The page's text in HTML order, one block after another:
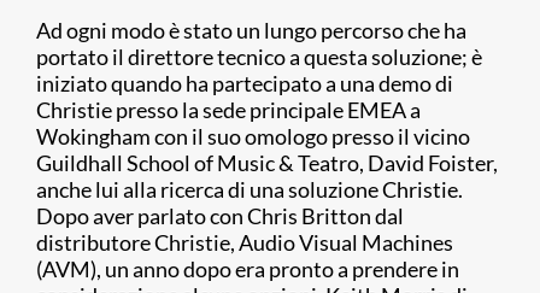
Ad ogni modo è stato un lungo percorso che ha
portato il direttore tecnico a questa soluzione; è
iniziato quando ha partecipato a una demo di
Christie presso la sede principale EMEA a
Wokingham con il suo omologo presso il vicino
Guildhall School of Music & Teatro, David Foister,
anche lui alla ricerca di una soluzione Christie.
Dopo aver parlato con Chris Britton dal
distributore Christie, Audio Visual Machines
(AVM), un anno dopo era pronto a prendere in